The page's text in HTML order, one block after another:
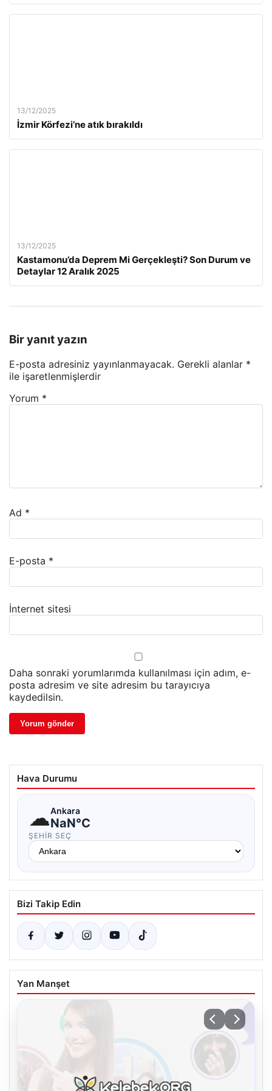
13/12/2025
İzmir Körfezi’ne atık bırakıldı
13/12/2025
Kastamonu’da Deprem Mi Gerçekleşti? Son Durum ve
Detaylar 12 Aralık 2025
Bir yanıt yazın
E-posta adresiniz yayınlanmayacak. Gerekli alanlar *
ile işaretlenmişlerdir
Yorum *
Ad *
E-posta *
İnternet sitesi
Daha sonraki yorumlarımda kullanılması için adım, e-
posta adresim ve site adresim bu tarayıcıya
kaydedilsin.
Hava Durumu
☁Ankara
NaN°C
ŞEHIR SEÇ
Bizi Takip Edin
Yan Manşet